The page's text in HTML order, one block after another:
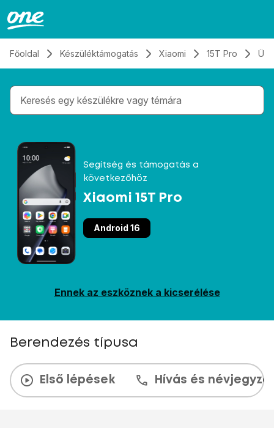
Főoldal Készüléktámogatás Xiaomi 15T Pro
Gépelés közben megjelennek a keresési
Segítség és támogatás a
következőhöz
Xiaomi 15T Pro
Android 16
Ennek az eszköznek a kicserélése
Berendezés típusa
Első lépések Hívás és